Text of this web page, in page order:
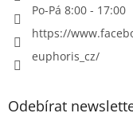
Po-Pá 8:00 - 17:00
https://
euphoris_cz/
Odebírat